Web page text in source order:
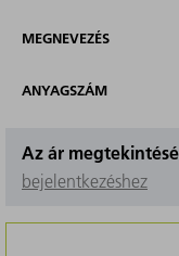
MEGNEVEZÉS
ANYAGSZÁM
Az ár
bejelentkezéshez